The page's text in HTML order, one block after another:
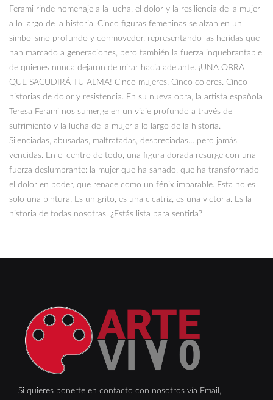
Ferami rinde homenaje a la lucha, el dolor y la resiliencia de la mujer
a lo largo de la historia. Cinco figuras femeninas se alzan en un
simbolismo profundo y conmovedor, representando las heridas que
han marcado a generaciones, pero también la fuerza inquebrantable
de quienes nunca dejaron de mirar hacia adelante. ¡UNA OBRA
QUE SACUDIRÁ TU ALMA! Cinco mujeres. Cinco colores. Cinco
historias de dolor y resistencia. En su nueva obra, la artista española
Teresa Ferami nos sumerge en un viaje profundo a través del
sufrimiento y la lucha de la mujer a lo largo de la historia.
Silenciadas, abusadas, maltratadas, despreciadas… pero jamás
vencidas. En el centro de todo, una figura dorada resurge con una
fuerza deslumbrante: la mujer que ha sanado, que ha transformado
el dolor en poder, que renace como un fénix imparable. Esta no es
solo una pintura. Es un grito, es una cicatriz, es una victoria. Es la
historia de todas nosotras. ¿Estás lista para sentirla?
Si quieres ponerte en contacto con nosotros vía Email,